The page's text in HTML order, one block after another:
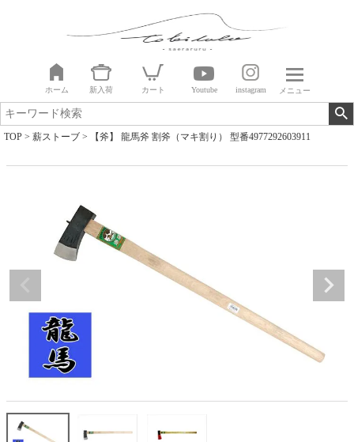
ホーム 新入荷 カート Youtube instagram メニュー
TOP 薪ストーブ 【斧】 龍馬斧 割斧（マキ割り） 型番4977292603911